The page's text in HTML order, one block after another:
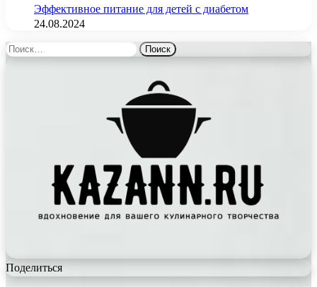
Эффективное питание для детей с диабетом
24.08.2024
Найти:
Поделиться